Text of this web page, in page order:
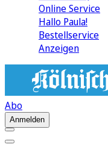
Online Service
Hallo Paula!
Bestellservice
Anzeigen
Abo
Anmelden